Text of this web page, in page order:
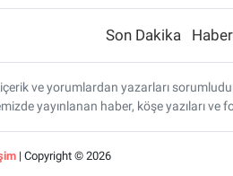
Son Dakika Haber
ve yorumlardan yazarları
yayınlanan haber, köşe yazıları
| Copyright © 2026